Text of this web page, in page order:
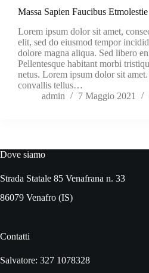
Massa Sapien Faucibus Etmolestie
Lorem ipsum dolor sit amet,
elit, sed do eiusmod tempor
dolore magna aliqua. Sed libero
Pellentesque habitant morbi
netus. Lorem ipsum dolor sit
convallis tellus…
admin
7 Maggio 2021
Dove siamo
Strada Statale 85 Venafrana n. 33
86079 Venafro (IS)
Contatti
Salvatore: 327 1078328